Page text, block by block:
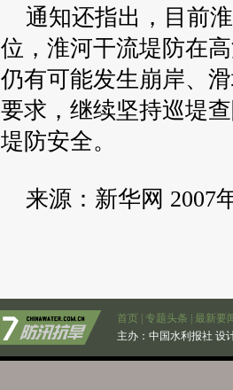
通知还指出，目前
位，淮河干流堤防在
仍有可能发生崩岸、
要求，继续坚持巡堤
堤防安全。
来源：新华网 2007
首页 专题头条
最新要
主办： 中国水利报社 设